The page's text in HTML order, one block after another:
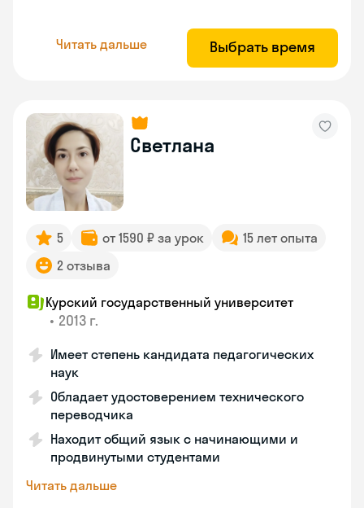
Читать дальше Выбрать время
Светлана
5 от 1590 ₽ за урок
15 лет опыта
2 отзыва
Курский государственный университет
• 2013 г.
Имеет степень кандидата педагогических
наук
Обладает удостоверением технического
переводчика
Находит общий язык с начинающими и
продвинутыми студентами
Читать дальше